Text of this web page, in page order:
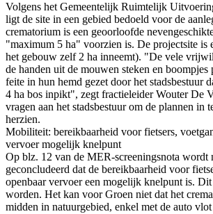
Volgens het Gemeentelijk Ruimtelijk
ligt de site in een gebied bedoeld voor de
crematorium is een geoorloofde
"maximum 5 ha" voorzien is. De projectsite is
het gebouw zelf 2 ha inneemt). "De vele
de handen uit de mouwen steken en
feite in hun hemd gezet door het stadsbestuur
4 ha bos inpikt", zegt fractieleider Wouter De
vragen aan het stadsbestuur om de plannen in
herzien.
Mobiliteit: bereikbaarheid voor fietsers,
vervoer mogelijk knelpunt
Op blz. 12 van de MER-screeningsnota wordt
geconcludeerd dat de bereikbaarheid voor
openbaar vervoer een mogelijk knelpunt is.
worden. Het kan voor Groen niet dat het
midden in natuurgebied, enkel met de auto